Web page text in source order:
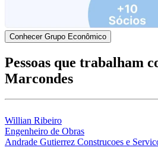
Conhecer Grupo Econômico
Pessoas que trabalham
Marcondes
Willian Ribeiro
Engenheiro de Obras
Andrade Gutierrez Construcoes e